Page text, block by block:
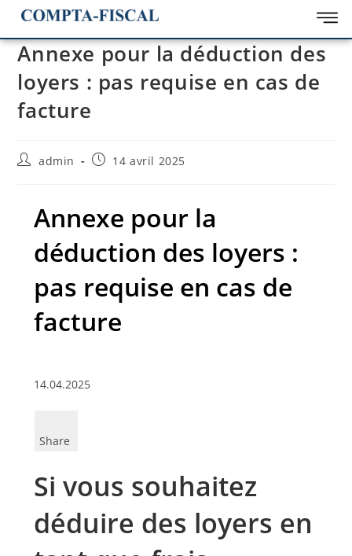
Annexe pour la déduction des
loyers : pas requise en cas de
facture
admin 14 avril 2025
Annexe pour la
déduction des loyers :
pas requise en cas de
facture
14.04.2025
Share
Si vous souhaitez
déduire des loyers en